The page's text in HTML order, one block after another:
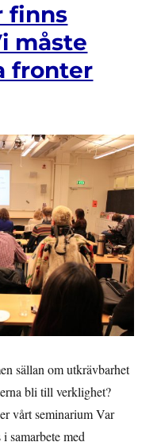
finns
måste
fronter
sällan om utkrävbarhet
bli till verklighet?
vårt seminarium Var
samarbete med